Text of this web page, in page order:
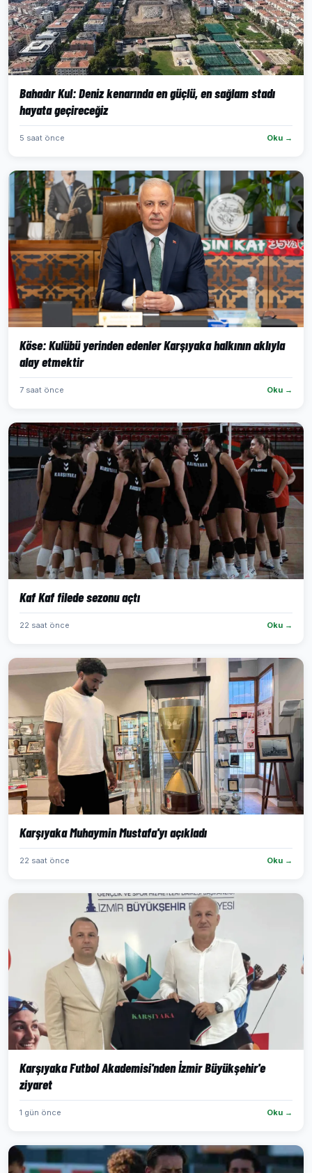
Bahadır Kul: Deniz kenarında en güçlü, en sağlam stadı
hayata geçireceğiz
5 saat önce Oku →
Köse: Kulübü yerinden edenler Karşıyaka halkının aklıyla
alay etmektir
7 saat önce Oku →
Kaf Kaf filede sezonu açtı
22 saat önce Oku →
Karşıyaka Muhaymin Mustafa'yı açıkladı
22 saat önce Oku →
Karşıyaka Futbol Akademisi'nden İzmir Büyükşehir'e
ziyaret
1 gün önce Oku →